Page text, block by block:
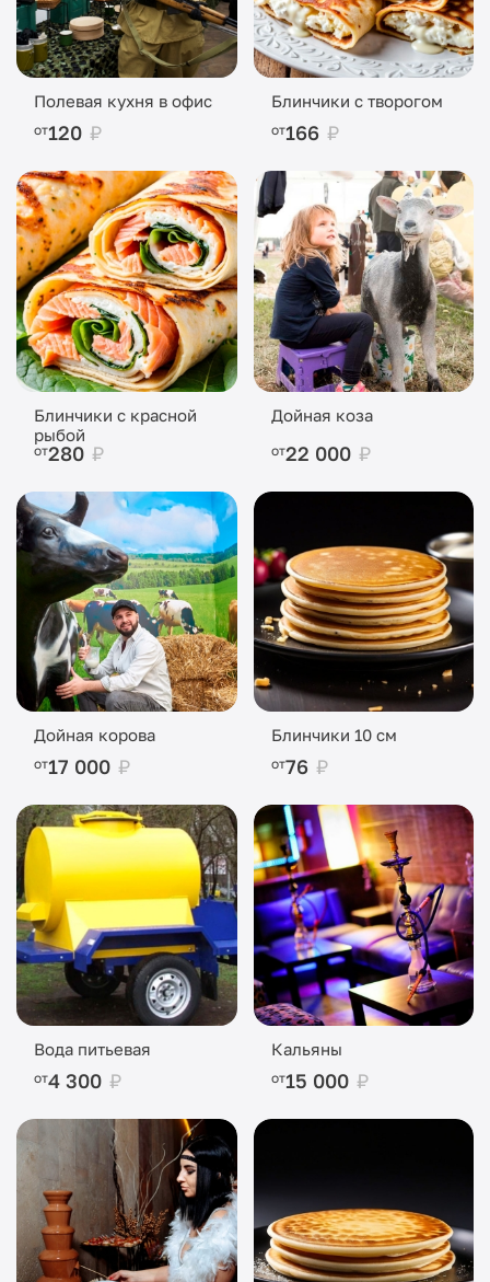
Полевая кухня в офис
от120 ₽
Блинчики с творогом
от166 ₽
Блинчики с красной
рыбой
от280 ₽
Дойная коза
от22 000 ₽
Дойная корова
от17 000 ₽
Блинчики 10 см
от76 ₽
Вода питьевая
от4 300 ₽
Кальяны
от15 000 ₽